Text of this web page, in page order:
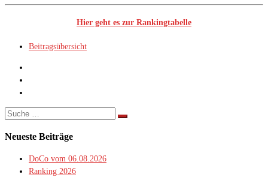
Hier geht es zur Rankingtabelle
Beitragsübersicht
Suche
Suche
Neueste Beiträge
DoCo vom 06.08.2026
Ranking 2026